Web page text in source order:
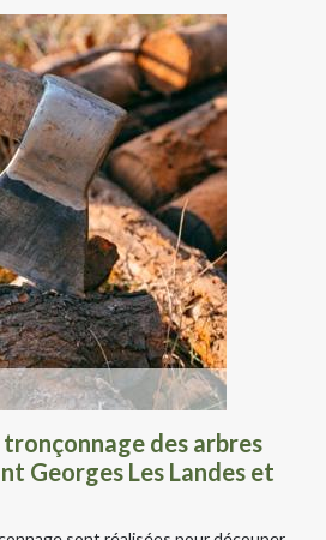
des arbres
Georges Les Landes et